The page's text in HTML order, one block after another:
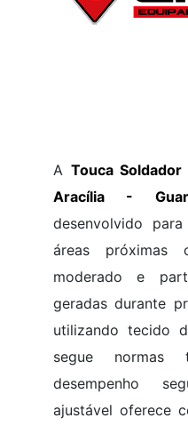
A Touca
Aracília -
desenvolvido
áreas próximas
moderado e
geradas durante
utilizando tecido
segue normas
desempenho
ajustável oferece